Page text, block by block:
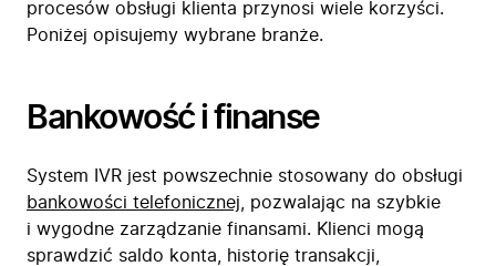
procesów obsługi klienta przynosi wiele korzyści.
Poniżej opisujemy wybrane branże.
Bankowość i finanse
System IVR jest powszechnie stosowany do obsługi
bankowości telefonicznej , pozwalając na szybkie
i wygodne zarządzanie finansami. Klienci mogą
sprawdzić saldo konta, historię transakcji,